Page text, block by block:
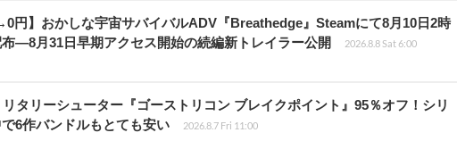
円】おかしな宇宙サバイバルADV『Breathedge』Steamにて8月10日2時
布―8月31日早期アクセス開始の続編新トレイラー公開
2026.8.8 Sat 6:00
タリーシューター『ゴーストリコン ブレイクポイント』95％オフ！シリ
6作バンドルもとても安い
2026.8.7 Fri 11:00